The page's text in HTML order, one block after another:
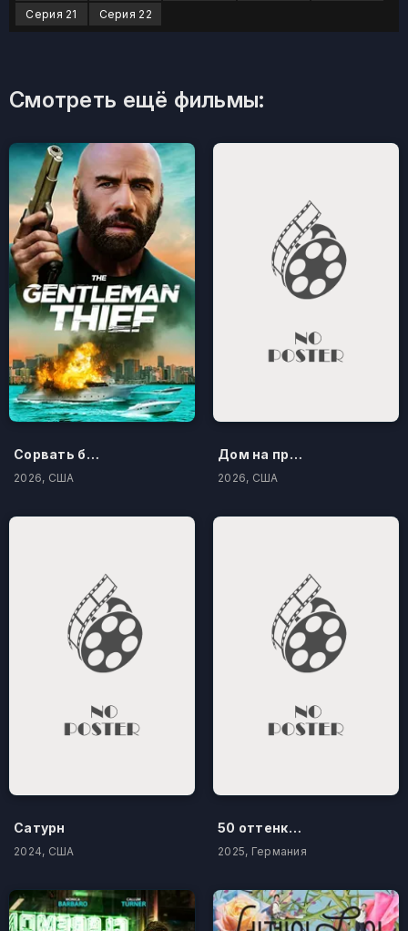
Серия 21 Серия 22
Смотреть ещё фильмы:
Сорвать банк 3: Вор-джентльмен
2026, США
Дом на проклятом холме
2026, США
Сатурн
2024, США
50 оттенков бестселлера
2025, Германия